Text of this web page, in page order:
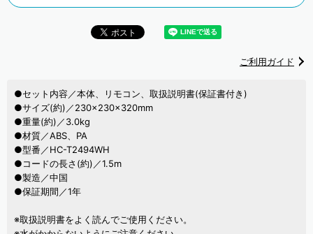
ご利用ガイド
●セット内容／本体、リモコン、取扱説明書(保証書付き)
●サイズ(約)／230×230×320mm
●重量(約)／3.0kg
●材質／ABS、PA
●型番／HC-T2494WH
●コードの長さ(約)／1.5m
●製造／中国
●保証期間／1年
※取扱説明書をよく読んでご使用ください。